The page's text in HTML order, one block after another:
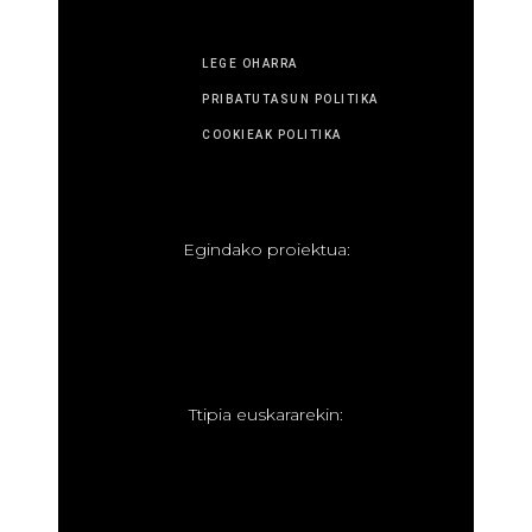
LEGE OHARRA
PRIBATUTASUN POLITIKA
COOKIEAK POLITIKA
Egindako proiektua:
Ttipia euskararekin: